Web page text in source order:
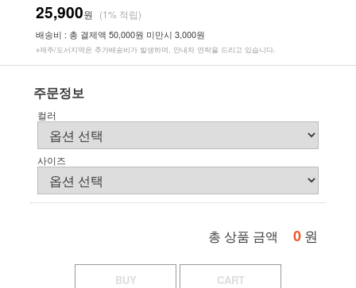
25,900원 (1% 적립)
배송비 : 총 결제액 50,000원 미만시 3,000원
※제주/도서지역은 추가배송비가 발생하며, 안내차 연락을 드리고 있습니다.
주문정보
컬러
사이즈
총 상품 금액 0 원
BUY CART